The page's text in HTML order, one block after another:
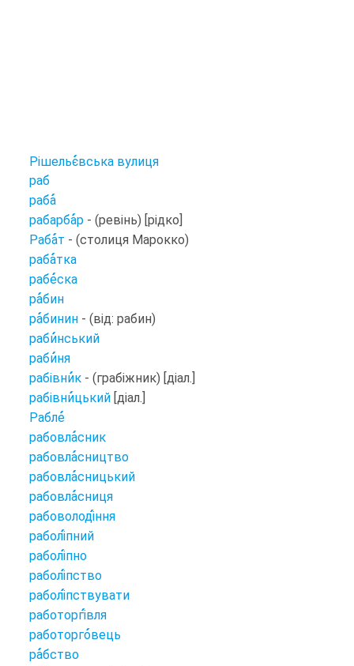
Рішельєвська вулиця
раб
раба
рабарбар - (ревінь) [рідко]
Рабат - (столиця Марокко)
рабатка
рабеска
рабин
рабинин - (від: рабин)
рабинський
рабиня
рабівник - (грабіжник) [діал.]
рабівницький [діал.]
Рабле
рабовласник
рабовласництво
рабовласницький
рабовласниця
рабоволодіння
раболіпний
раболіпно
раболіпство
раболіпствувати
работоргівля
работорговець
рабство